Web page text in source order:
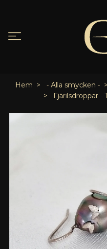
Hem - Alla smycken -
Fjärilsdroppar -